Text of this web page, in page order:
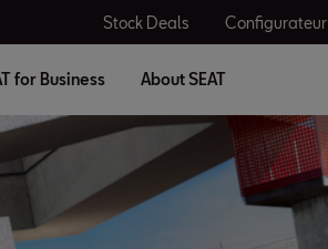
Stock Deals Configurateur
for Business About SEAT